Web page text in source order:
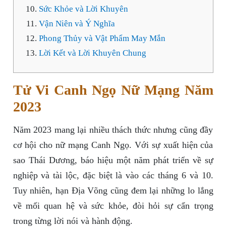
Sức Khỏe và Lời Khuyên
Vận Niên và Ý Nghĩa
Phong Thủy và Vật Phẩm May Mắn
Lời Kết và Lời Khuyên Chung
Tử Vi Canh Ngọ Nữ Mạng Năm
2023
Năm 2023 mang lại nhiều thách thức nhưng cũng đầy
cơ hội cho nữ mạng Canh Ngọ. Với sự xuất hiện của
sao Thái Dương, báo hiệu một năm phát triển về sự
nghiệp và tài lộc, đặc biệt là vào các tháng 6 và 10.
Tuy nhiên, hạn Địa Võng cũng đem lại những lo lắng
về mối quan hệ và sức khỏe, đòi hỏi sự cẩn trọng
trong từng lời nói và hành động.